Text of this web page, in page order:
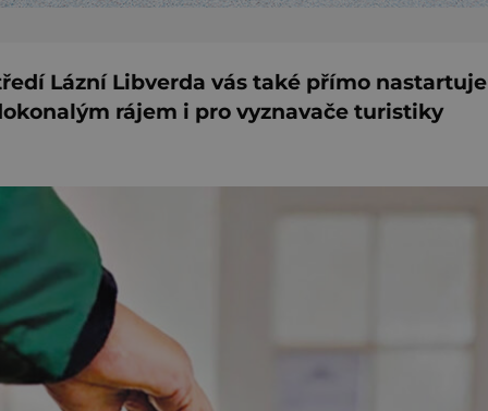
Lázní Libverda vás také přímo nastartuje
rájem i pro vyznavače turistiky